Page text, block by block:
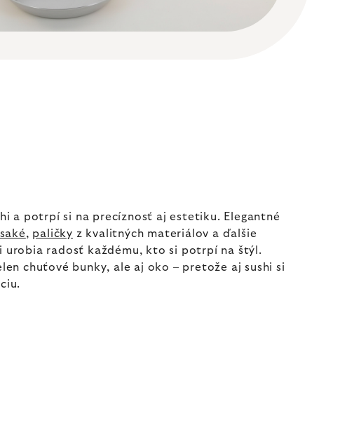
a potrpí si na precíznosť aj estetiku. Elegantné
, paličky z kvalitných materiálov a ďalšie
urobia radosť každému, kto si potrpí na štýl.
chuťové bunky, ale aj oko – pretože aj sushi si